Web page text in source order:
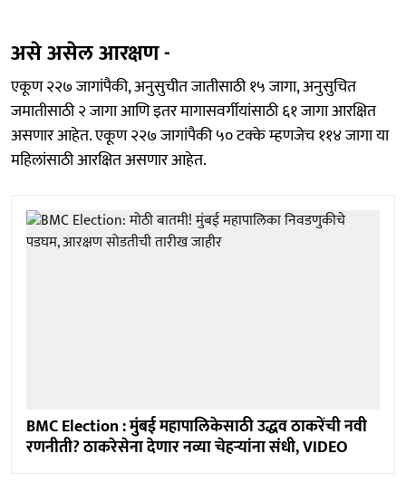
असे असेल आरक्षण -
एकूण २२७ जागांपैकी, अनुसुचीत जातीसाठी १५ जागा, अनुसुचित
जमातीसाठी २ जागा आणि इतर मागासवर्गीयांसाठी ६१ जागा आरक्षित
असणार आहेत. एकूण २२७ जागांपैकी ५० टक्के म्हणजेच ११४ जागा या
महिलांसाठी आरक्षित असणार आहेत.
BMC Election : मुंबई महापालिकेसाठी उद्धव ठाकरेंची नवी
रणनीती? ठाकरेसेना देणार नव्या चेहऱ्यांना संधी, VIDEO